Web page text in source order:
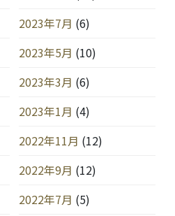
2023年7月 (6)
2023年5月 (10)
2023年3月 (6)
2023年1月 (4)
2022年11月 (12)
2022年9月 (12)
2022年7月 (5)